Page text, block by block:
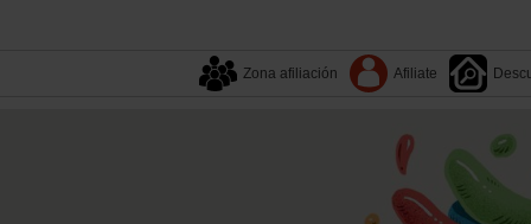
Zona afiliación Afiliate